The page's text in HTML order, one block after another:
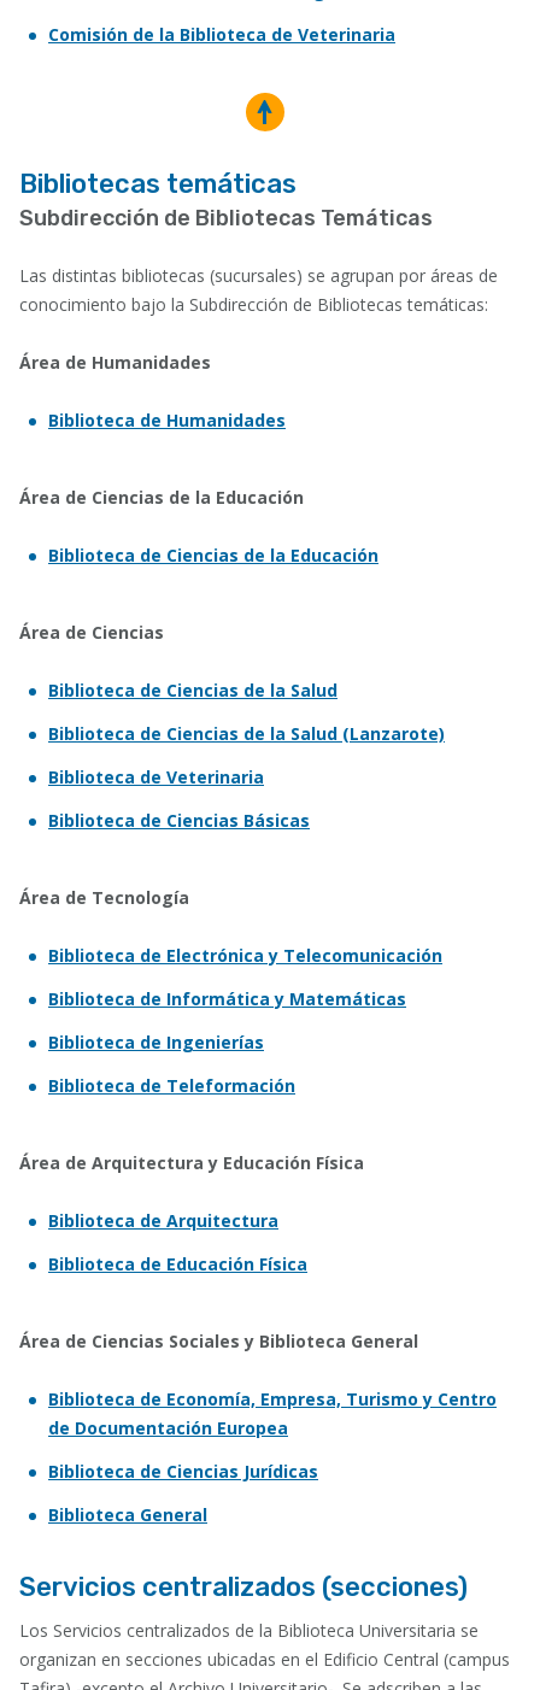
Comisión de la Biblioteca de Veterinaria
Bibliotecas temáticas
Subdirección de Bibliotecas Temáticas
Las distintas bibliotecas (sucursales) se agrupan por áreas de
conocimiento bajo la Subdirección de Bibliotecas temáticas:
Área de Humanidades
Biblioteca de Humanidades
Área de Ciencias de la Educación
Biblioteca de Ciencias de la Educación
Área de Ciencias
Biblioteca de Ciencias de la Salud
Biblioteca de Ciencias de la Salud (Lanzarote)
Biblioteca de Veterinaria
Biblioteca de Ciencias Básicas
Área de Tecnología
Biblioteca de Electrónica y Telecomunicación
Biblioteca de Informática y Matemáticas
Biblioteca de Ingenierías
Biblioteca de Teleformación
Área de Arquitectura y Educación Física
Biblioteca de Arquitectura
Biblioteca de Educación Física
Área de Ciencias Sociales y Biblioteca General
Biblioteca de Economía, Empresa, Turismo y Centro
de Documentación Europea
Biblioteca de Ciencias Jurídicas
Biblioteca General
Servicios centralizados (secciones)
Los Servicios centralizados de la Biblioteca Universitaria se
organizan en secciones ubicadas en el Edificio Central (campus